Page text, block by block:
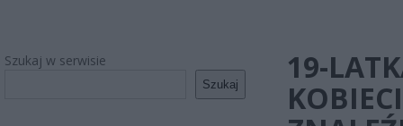
Szukaj w serwisie
Szukaj
19-